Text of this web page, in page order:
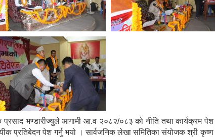
भण्डारीज्युले आगामी आ.व २०८२/०८३ को नीति तथा कार्यक्रम
प्रतिबेदन पेश गर्नु भयो । सार्वजनिक लेखा समितिका संयोजक श्री कृष्ण